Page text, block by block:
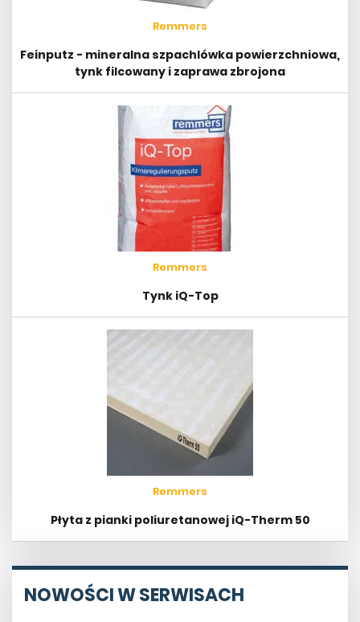
Remmers
Feinputz - mineralna szpachlówka powierzchniowa,
tynk filcowany i zaprawa zbrojona
Remmers
Tynk iQ-Top
Remmers
Płyta z pianki poliuretanowej iQ-Therm 50
NOWOŚCI W SERWISACH